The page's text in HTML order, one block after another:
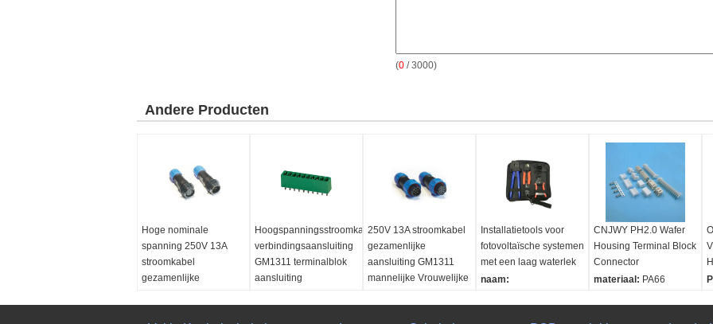
(0 / 3000)
Andere Producten
Hoge nominale
spanning 250V 13A
stroomkabel
gezamenlijke
Hoogspanningsstroomkabel
verbindingsaansluiting
GM1311 terminalblok
aansluiting
250V 13A stroomkabel
gezamenlijke
aansluiting GM1311
mannelijke Vrouwelijke
Installatietools voor
fotovoltaïsche systemen
met een laag waterlek
naam:
CNJWY PH2.0 Wafer
Housing Terminal Block
Connector
materiaal: PA66